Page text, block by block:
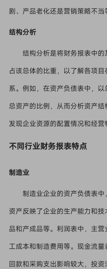
剧、产品老化还是营销策略不当
结构分析
结构分析是将财务报表中
占该总体的比重，以了解各项
系。例如，在资产负债表中，
总资产的比例，从而分析资产
发现企业资源的配置情况和经营
不同行业财务报表特点
制造业
制造业企业的资产负债表
资产反映了企业的生产能力和
品和产成品等。利润表中，主
工成本和制造费用等。现金流
回款和采购支出影响较大，投